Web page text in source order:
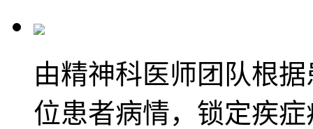
由精神科医师团队根
位患者病情，锁定疾